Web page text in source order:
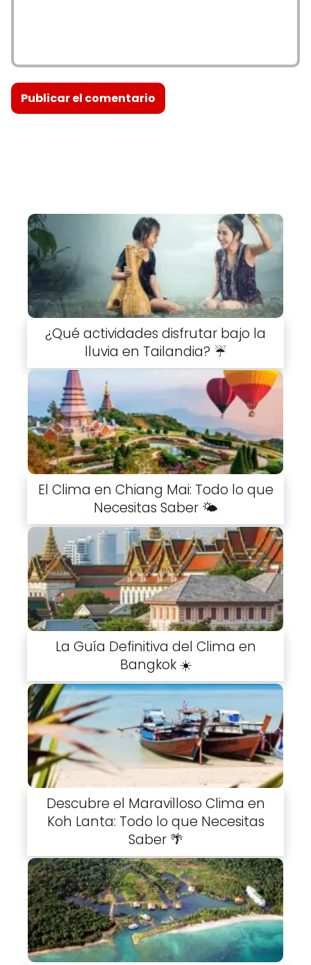
¿Qué actividades disfrutar bajo la
lluvia en Tailandia? ☔
El Clima en Chiang Mai: Todo lo que
Necesitas Saber 🌤️
La Guía Definitiva del Clima en
Bangkok ☀️
Descubre el Maravilloso Clima en
Koh Lanta: Todo lo que Necesitas
Saber 🌴